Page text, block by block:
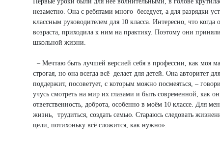
незаметно. Она с ребятами много беседует, а для разрядки
классным руководителем для 10 класса. Интересно, что
возраста, приходила к ним на практику. Поэтому они
школьной жизни.
– Мечтаю быть лучшей версией себя в профессии, как моя
строгая, но она всегда всё делает для детей. Она авторитет
поддержит, посоветует, с которым можно посмеяться, –
учусь смотреть на мир их глазами и быть современной, как
ответственность, доброта, особенно в моём 10 классе. Для
жизнь, трудиться, создать семью. Стараюсь следовать
цели, потихоньку всё сложится, как нужно».